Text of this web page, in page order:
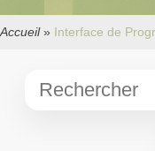
Accueil» Interface de